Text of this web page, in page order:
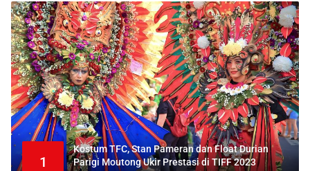
1
Kostum TFC, Stan Pameran dan Float Durian
Parigi Moutong Ukir Prestasi di TIFF 2023